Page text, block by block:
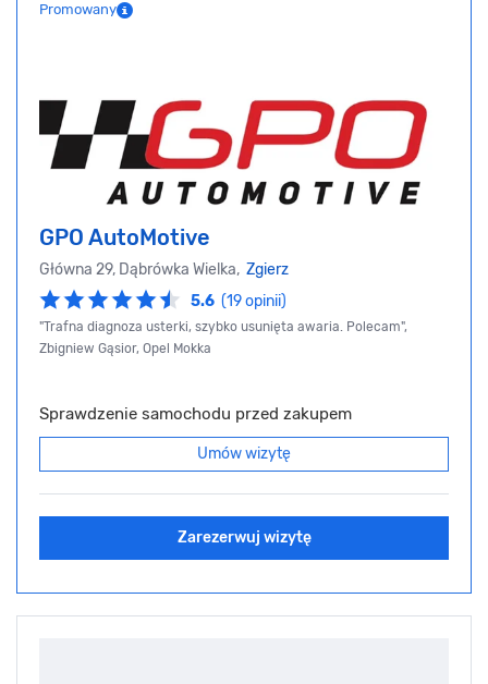
Promowany
GPO AutoMotive
Główna 29, Dąbrówka Wielka, Zgierz
5.6 (19 opinii)
"Trafna diagnoza usterki, szybko usunięta awaria. Polecam",
Zbigniew Gąsior, Opel Mokka
Sprawdzenie samochodu przed zakupem
Umów wizytę
Zarezerwuj wizytę